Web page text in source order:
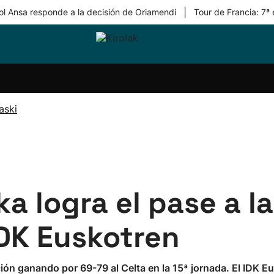
Ansa responde a la decisión de Oriamendi Tour de Francia: 7ª
Equipos
logra el pase a
Euskotren
ganando por 69-79 al Celta en la 15ª jornada. El IDK